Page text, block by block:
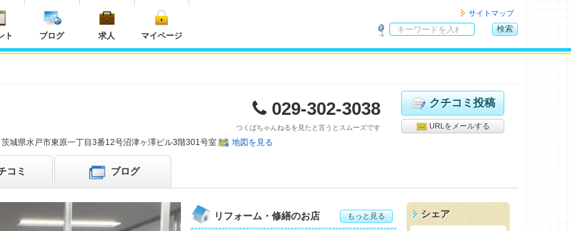
ト ブログ 求人 マイページ
サイトマップ
内
索
検索
029-302-3038
つくばちゃんねるを見たと言うとスムーズです
クチコミ投稿
URLをメールする
茨城県水戸市東原一丁目3番12号沼津ヶ澤ビル3階301号室 地図を見る
コミ ブログ
リフォーム・修繕のお店 もっと見る シェア